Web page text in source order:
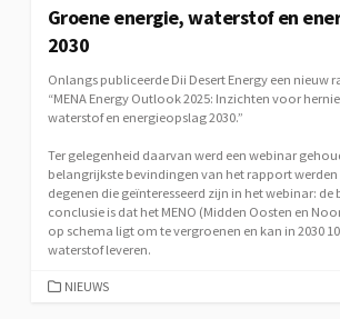
Groene energie, waterstof en
2030
Onlangs publiceerde Dii Desert Energy een nieuw
“MENA Energy Outlook 2025: Inzichten voor
waterstof en energieopslag 2030.”
Ter gelegenheid daarvan werd een webinar
belangrijkste bevindingen van het rapport
degenen die geïnteresseerd zijn in het webinar: de
conclusie is dat het MENO (Midden Oosten en
op schema ligt om te vergroenen en kan in 2030
waterstof leveren.
CATEGORIEËN
NIEUWS